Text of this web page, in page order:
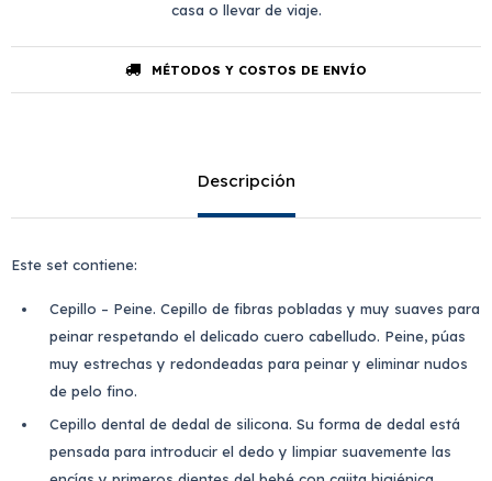
casa o llevar de viaje.
MÉTODOS Y COSTOS DE ENVÍO
Descripción
Este set contiene:
Cepillo – Peine. Cepillo de fibras pobladas y muy suaves para
peinar respetando el delicado cuero cabelludo. Peine, púas
muy estrechas y redondeadas para peinar y eliminar nudos
de pelo fino.
Cepillo dental de dedal de silicona. Su forma de dedal está
pensada para introducir el dedo y limpiar suavemente las